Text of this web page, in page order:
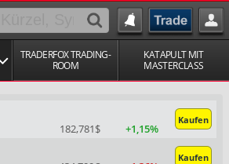
TRADERFOX TRADING-
ROOM
KATAPULT MIT
MASTERCLASS
Kaufen
182,781$
+1,15%
Kaufen